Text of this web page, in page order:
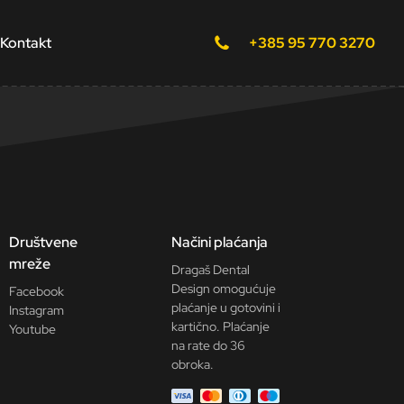
Kontakt +385 95 770 3270
Društvene
mreže
Facebook
Instagram
Youtube
Načini plaćanja
Dragaš Dental
Design omogućuje
plaćanje u gotovini i
kartično. Plaćanje
na rate do 36
obroka.